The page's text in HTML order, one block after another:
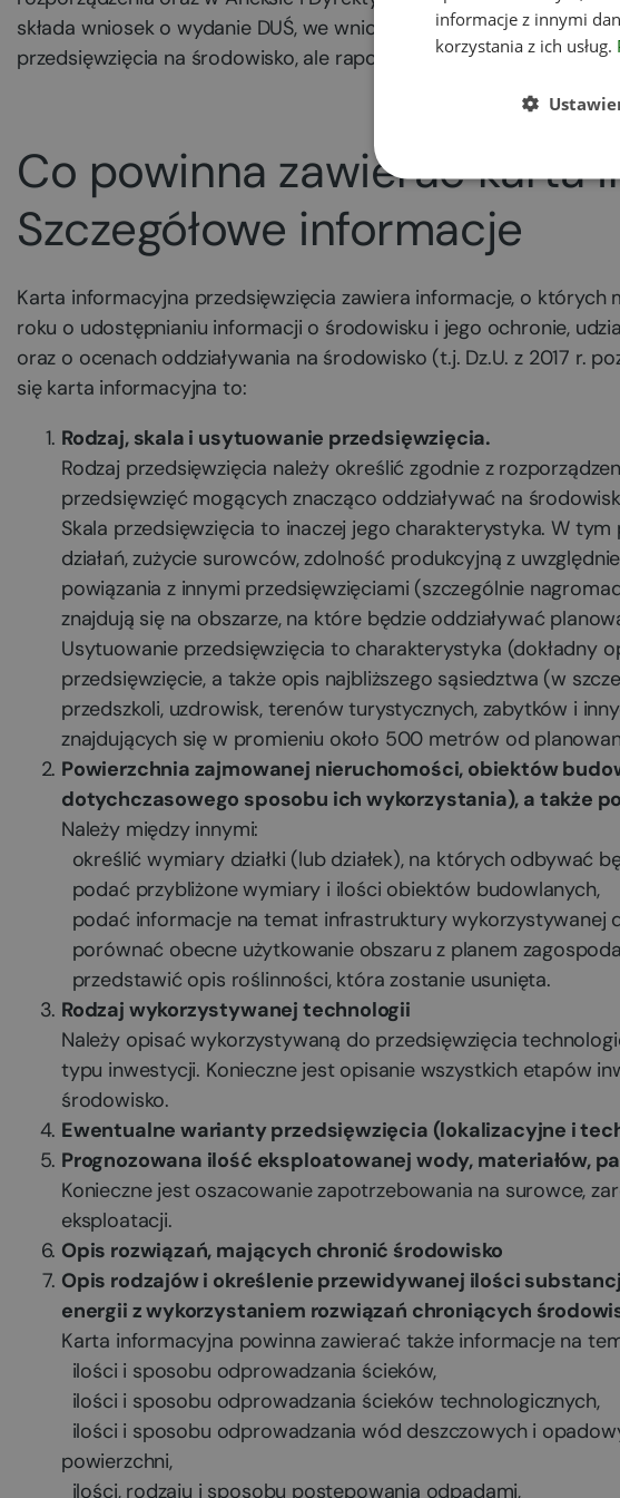
składa wniosek o wydanie DUŚ, we wniosku tym prosi o
przedsięwzięcia na środowisko, ale raportu nie załącza.
Co powinna zawierać karta
Szczegółowe informacje
Karta informacyjna przedsięwzięcia zawiera informacje, o
roku o udostępnianiu informacji o środowisku i jego ochronie,
oraz o ocenach oddziaływania na środowisko (t.j. Dz.U. z 2017 r.
się karta informacyjna to:
Rodzaj, skala i usytuowanie przedsięwzięcia.
Rodzaj przedsięwzięcia należy określić zgodnie z
przedsięwzięć mogących znacząco oddziaływać na
Skala przedsięwzięcia to inaczej jego charakterystyka. W
działań, zużycie surowców, zdolność produkcyjną z
powiązania z innymi przedsięwzięciami (szczególnie
znajdują się na obszarze, na które będzie oddziaływać
Usytuowanie przedsięwzięcia to charakterystyka (dokładny
przedsięwzięcie, a także opis najbliższego sąsiedztwa (w
przedszkoli, uzdrowisk, terenów turystycznych, zabytków i
znajdujących się w promieniu około 500 metrów od
Powierzchnia zajmowanej nieruchomości, obiektów
dotychczasowego sposobu ich wykorzystania), a także
Należy między innymi:
określić wymiary działki (lub działek), na których odbywać
podać przybliżone wymiary i ilości obiektów budowlanych,
podać informacje na temat infrastruktury wykorzystywanej
porównać obecne użytkowanie obszaru z planem
przedstawić opis roślinności, która zostanie usunięta.
Rodzaj wykorzystywanej technologii
Należy opisać wykorzystywaną do przedsięwzięcia
typu inwestycji. Konieczne jest opisanie wszystkich etapów
środowisko.
Ewentualne warianty przedsięwzięcia (lokalizacyjne i
Prognozowana ilość eksploatowanej wody, materiałów,
Konieczne jest oszacowanie zapotrzebowania na surowce,
eksploatacji.
Opis rozwiązań, mających chronić środowisko
Opis rodzajów i określenie przewidywanej ilości
energii z wykorzystaniem rozwiązań chroniących
Karta informacyjna powinna zawierać także informacje na
ilości i sposobu odprowadzania ścieków,
ilości i sposobu odprowadzania ścieków technologicznych,
ilości i sposobu odprowadzania wód deszczowych i
powierzchni,
ilości, rodzaju i sposobu postępowania odpadami,
informacje z innymi
korzystania z ich usług.